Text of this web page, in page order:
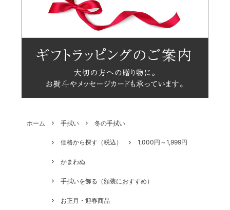
ホーム 手拭い 冬の手拭い
価格から探す（税込） 1,000円～1,999円
かまわぬ
手拭いを飾る（額装におすすめ）
お正月・迎春商品